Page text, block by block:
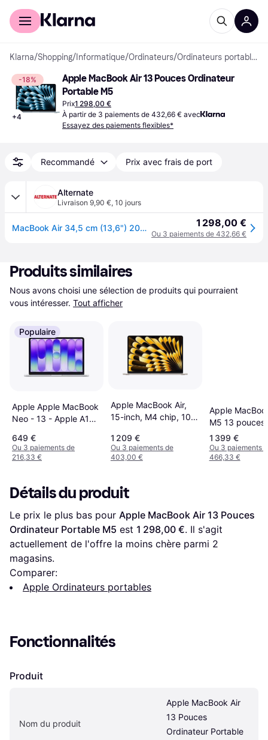
Acheter avec Klarna
Klarna/Shopping/ Informatique/Ordinateurs/ Ordinateurs portables
-18%
+4
Apple MacBook Air 13 Pouces Ordinateur
Portable M5
Prix1 298,00 €
À partir de 3 paiements de 432,66 € avec
Essayez des paiements flexibles*
Recommandé Prix avec frais de port
Alternate
Livraison 9,90 €, 10 jours
MacBook Air 34,5 cm (13,6") 2026 PC portable 1 298,00 €
Ou 3 paiements de 432,66 €
Produits similaires
Nous avons choisi une sélection de produits qui pourraient
vous intéresser. Tout afficher
Populaire
Apple Apple MacBook
Neo - 13 - Apple A18
Go SSD - Argent
Francais
649 €
Ou 3 paiements de
216,33 €
Apple MacBook Air,
15-inch, M4 chip, 10-
GPU, 16GB Unified
Memory, 256GB SSD
1 209 €
Ou 3 paiements de
403,00 €
Apple
M5 13 pouces
512 Go SSD
1 399 €
Ou 3 paiements
466,33 €
Détails du produit
Le prix le plus bas pour Apple MacBook Air 13 Pouces
Ordinateur Portable M5 est 1 298,00 €. Il s'agit
actuellement de l'offre la moins chère parmi 2
magasins.
Comparer:
Apple Ordinateurs portables
Fonctionnalités
Produit
Nom du produit
Apple MacBook Air
13 Pouces
Ordinateur Portable